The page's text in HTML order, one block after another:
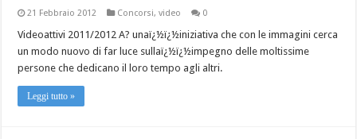
21 Febbraio 2012 Concorsi,video 0
Videoattivi 2011/2012 A? unaï¿½ï¿½iniziativa che con le immagini cerca
un modo nuovo di far luce sullaï¿½ï¿½impegno delle moltissime
persone che dedicano il loro tempo agli altri.
Leggi tutto »